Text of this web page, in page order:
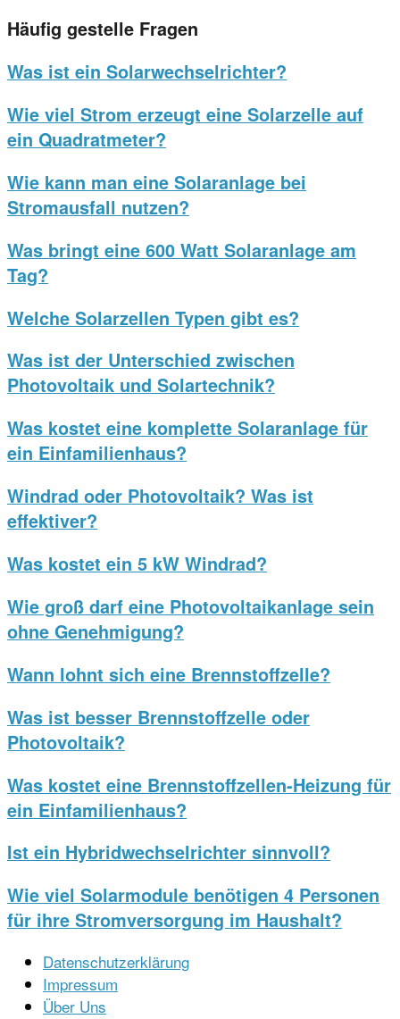
Häufig gestelle Fragen
Was ist ein Solarwechselrichter?
Wie viel Strom erzeugt eine Solarzelle auf
ein Quadratmeter?
Wie kann man eine Solaranlage bei
Stromausfall nutzen?
Was bringt eine 600 Watt Solaranlage am
Tag?
Welche Solarzellen Typen gibt es?
Was ist der Unterschied zwischen
Photovoltaik und Solartechnik?
Was kostet eine komplette Solaranlage für
ein Einfamilienhaus?
Windrad oder Photovoltaik? Was ist
effektiver?
Was kostet ein 5 kW Windrad?
Wie groß darf eine Photovoltaikanlage sein
ohne Genehmigung?
Wann lohnt sich eine Brennstoffzelle?
Was ist besser Brennstoffzelle oder
Photovoltaik?
Was kostet eine Brennstoffzellen-Heizung für
ein Einfamilienhaus?
Ist ein Hybridwechselrichter sinnvoll?
Wie viel Solarmodule benötigen 4 Personen
für ihre Stromversorgung im Haushalt?
Datenschutzerklärung
Impressum
Über Uns